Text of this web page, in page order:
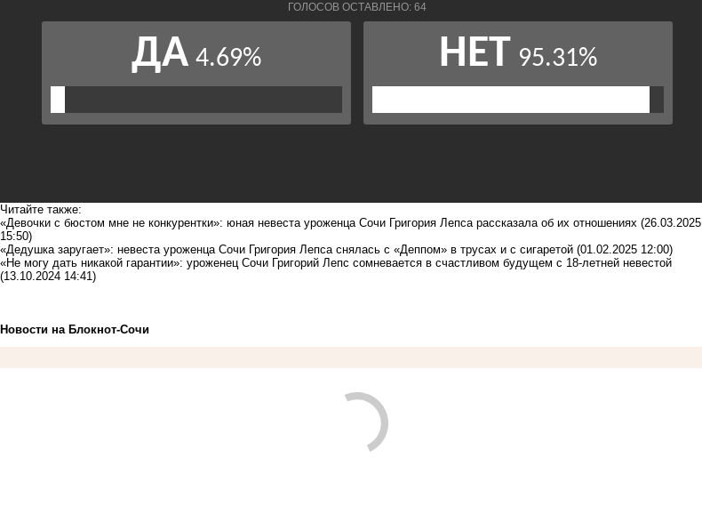
Читайте также:
«Девочки с бюстом мне не конкурентки»: юная невеста уроженца Сочи Григория Лепса рассказала об их отношениях (26.03.2025
15:50)
«Дедушка заругает»: невеста уроженца Сочи Григория Лепса снялась с «Деппом» в трусах и с сигаретой (01.02.2025 12:00)
«Не могу дать никакой гарантии»: уроженец Сочи Григорий Лепс сомневается в счастливом будущем с 18-летней невестой
(13.10.2024 14:41)
Новости на Блoкнoт-Сочи